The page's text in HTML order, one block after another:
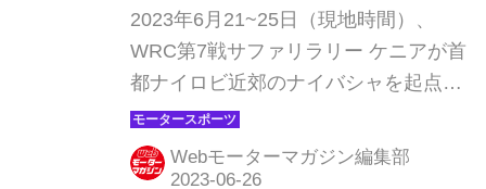
【WRCサファリラリー ケニ
ア】
2023年6月21~25日（現地時間）、
WRC第7戦サファリラリー ケニアが首
都ナイロビ近郊のナイバシャを起点に
開催され、トヨタのセバスチャン・オ
ジェが優勝、2位にカッレ・ロバンペ
ラ、3位にエルフイン・エバンス、4位
Webモーターマガジン編集部